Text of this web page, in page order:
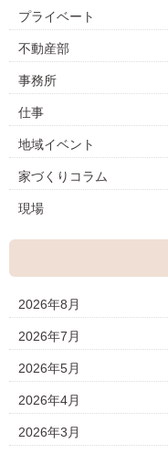
プライベート
不動産部
事務所
仕事
地域イベント
家づくりコラム
現場
2026年8月
2026年7月
2026年5月
2026年4月
2026年3月